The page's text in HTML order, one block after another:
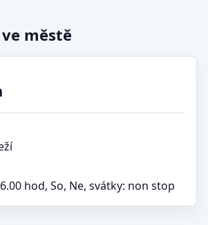
městě
hod, So, Ne, svátky: non stop